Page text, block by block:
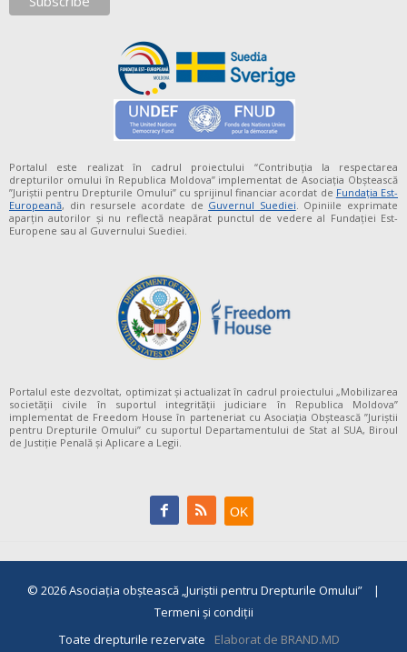
Portalul este realizat în cadrul proiectului “Contribuția la respectarea
drepturilor omului în Republica Moldova” implementat de Asociația Obștească
”Juriștii pentru Drepturile Omului” cu sprijinul financiar acordat de Fundaţia Est-
Europeană, din resursele acordate de Guvernul Suediei. Opiniile exprimate
aparţin autorilor şi nu reflectă neapărat punctul de vedere al Fundației Est-
Europene sau al Guvernului Suediei.
Portalul este dezvoltat, optimizat și actualizat în cadrul proiectului „Mobilizarea
societății civile în suportul integrității judiciare în Republica Moldova”
implementat de Freedom House în parteneriat cu Asociația Obștească ”Juriștii
pentru Drepturile Omului” cu suportul Departamentului de Stat al SUA, Biroul
de Justiție Penală și Aplicare a Legii.
© 2026Asociaţia obştească „Juriştii pentru Drepturile Omului” |
Termeni și condiții
Toate drepturile rezervate
Elaborat de BRAND.MD